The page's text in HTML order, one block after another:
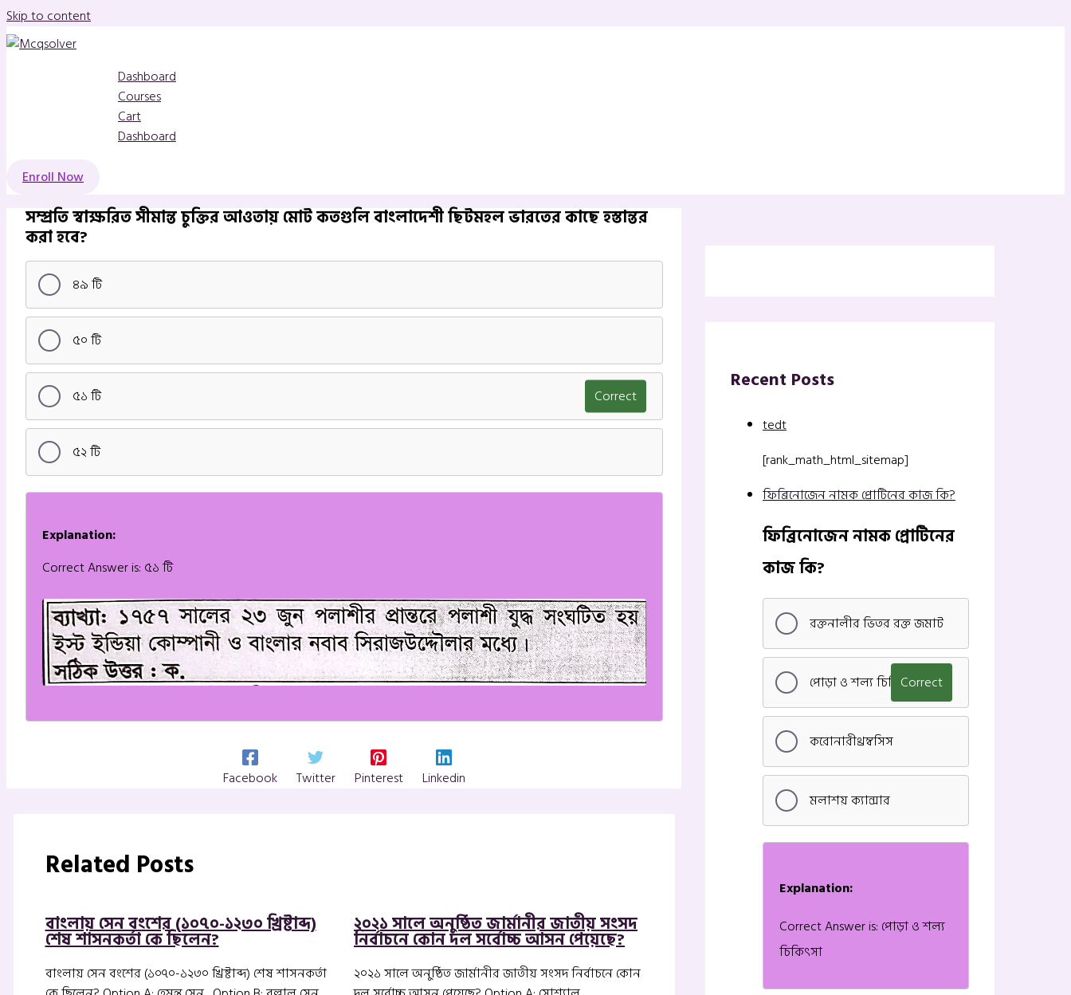
Skip to content
Dashboard
Courses
Cart
Dashboard
Enroll Now
সম্প্রতি স্বাক্ষরিত সীমান্ত চুক্তির আওতায় মোট কতগুলি বাংলাদেশী ছিটমহল ভারতের কাছে হস্তান্তর
করা হবে?
৪৯ টি
৫০ টি
৫১ টি Correct
৫২ টি
Explanation:
Correct Answer is: ৫১ টি
Facebook Twitter Pinterest Linkedin
Related Posts
বাংলায় সেন বংশের (১০৭০-১২৩০ খ্রিষ্টাব্দ)
শেষ শাসনকর্তা কে ছিলেন?
বাংলায় সেন বংশের (১০৭০-১২৩০ খ্রিষ্টাব্দ) শেষ শাসনকর্তা
২০২১ সালে অনুষ্ঠিত জার্মানীর জাতীয় সংসদ
নির্বাচনে কোন দল সর্বোচ্চ আসন পেয়েছে?
২০২১ সালে অনুষ্ঠিত জার্মানীর জাতীয় সংসদ নির্বাচনে কোন
Recent Posts
tedt
[rank_math_html_sitemap]
ফিব্রিনোজেন নামক প্রোটিনের কাজ কি?
ফিব্রিনোজেন নামক প্রোটিনের
কাজ কি?
রক্তনালীর ভিতর রক্ত জমাট
পোড়া ও শল্য চিকিৎসাCorrect
করোনারীথ্রম্বসিস
মলাশয় ক্যান্সার
Explanation:
Correct Answer is: পোড়া ও শল্য
চিকিৎসা